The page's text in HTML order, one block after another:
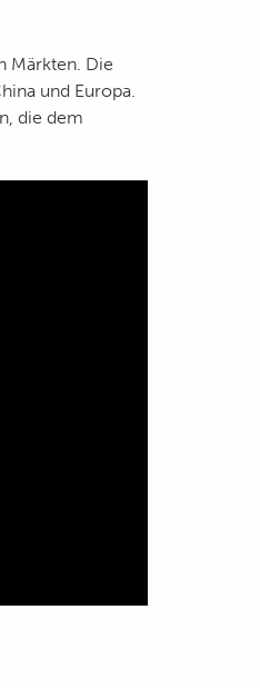
Märkten. Die
und Europa.
die dem